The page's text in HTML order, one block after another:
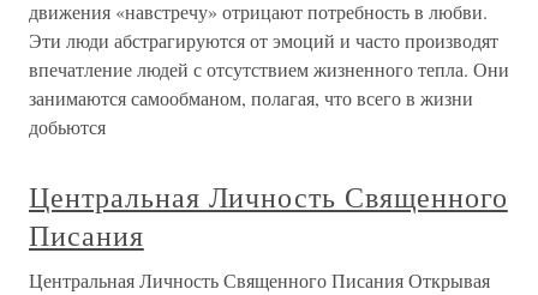
движения «навстречу» отрицают потребность в любви.
Эти люди абстрагируются от эмоций и часто производят
впечатление людей с отсутствием жизненного тепла. Они
занимаются самообманом, полагая, что всего в жизни
добьются
Центральная Личность Священного
Писания
Центральная Личность Священного Писания Открывая